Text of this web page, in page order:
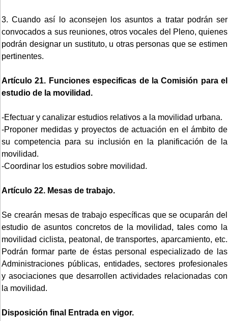
3. Cuando así lo aconsejen los asuntos a tratar podrán ser
convocados a sus reuniones, otros vocales del Pleno, quienes
podrán designar un sustituto, u otras personas que se estimen
pertinentes.
Artículo 21. Funciones especificas de la Comisión para el
estudio de la movilidad.
-Efectuar y canalizar estudios relativos a la movilidad urbana.
-Proponer medidas y proyectos de actuación en el ámbito de
su competencia para su inclusión en la planificación de la
movilidad.
-Coordinar los estudios sobre movilidad.
Artículo 22. Mesas de trabajo.
Se crearán mesas de trabajo específicas que se ocuparán del
estudio de asuntos concretos de la movilidad, tales como la
movilidad ciclista, peatonal, de transportes, aparcamiento, etc.
Podrán formar parte de éstas personal especializado de las
Administraciones públicas, entidades, sectores profesionales
y asociaciones que desarrollen actividades relacionadas con
la movilidad.
Disposición final Entrada en vigor.